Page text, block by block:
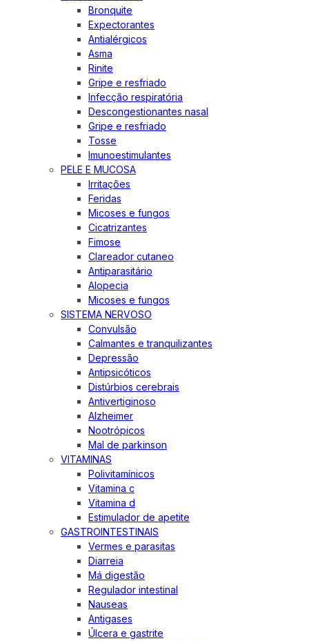
Bronquite
Expectorantes
Antialérgicos
Asma
Rinite
Gripe e resfriado
Infecção respiratória
Descongestionantes nasal
Gripe e resfriado
Tosse
Imunoestimulantes
PELE E MUCOSA
Irritações
Feridas
Micoses e fungos
Cicatrizantes
Fimose
Clareador cutaneo
Antiparasitário
Alopecia
Micoses e fungos
SISTEMA NERVOSO
Convulsão
Calmantes e tranquilizantes
Depressão
Antipsicóticos
Distúrbios cerebrais
Antivertiginoso
Alzheimer
Nootrópicos
Mal de parkinson
VITAMINAS
Polivitamínicos
Vitamina c
Vitamina d
Estimulador de apetite
GASTROINTESTINAIS
Vermes e parasitas
Diarreia
Má digestão
Regulador intestinal
Nauseas
Antigases
Úlcera e gastrite